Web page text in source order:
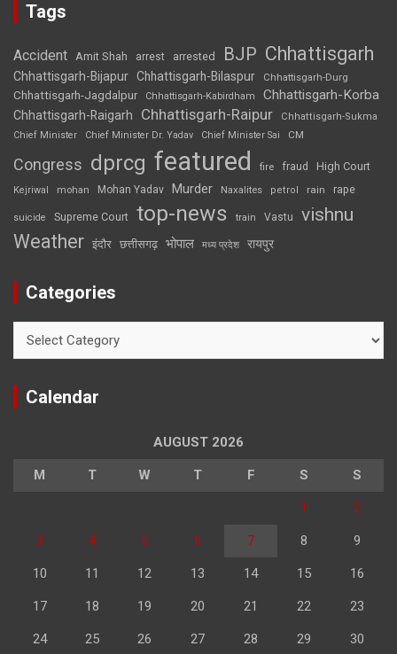
Tags
Accident Amit Shah arrest arrested BJP Chhattisgarh
Chhattisgarh-Bijapur Chhattisgarh-Bilaspur Chhattisgarh-Durg
Chhattisgarh-Jagdalpur Chhattisgarh-Kabirdham Chhattisgarh-Korba
Chhattisgarh-Raigarh Chhattisgarh-Raipur
Chhattisgarh-Sukma
Chief Minister
Chief Minister Dr. Yadav Chief Minister Sai CM
Congress dprcg featured fire fraud High Court
Kejriwal mohan Mohan Yadav Murder Naxalites petrol rain rape
suicide Supreme Court top-news train Vastu vishnu
Weather इंदौर छत्तीसगढ़ भोपाल मध्य प्रदेश रायपुर
Categories
Calendar
AUGUST 2026
M T W T F S S
1 2
3 4 5 6 7 8 9
10 11 12 13 14 15 16
17 18 19 20 21 22 23
24 25 26 27 28 29 30